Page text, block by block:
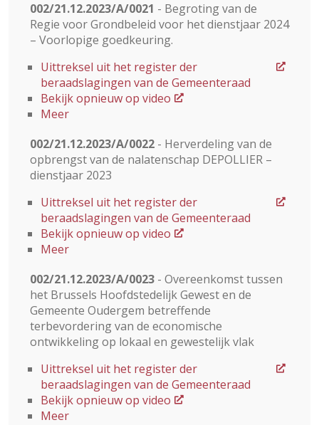
002/21.12.2023/A/0021 - Begroting van de
Regie voor Grondbeleid voor het dienstjaar 2024
– Voorlopige goedkeuring.
Uittreksel uit het register der
beraadslagingen van de Gemeenteraad
Bekijk opnieuw op video
Meer
002/21.12.2023/A/0022 - Herverdeling van de
opbrengst van de nalatenschap DEPOLLIER –
dienstjaar 2023
Uittreksel uit het register der
beraadslagingen van de Gemeenteraad
Bekijk opnieuw op video
Meer
002/21.12.2023/A/0023 - Overeenkomst tussen
het Brussels Hoofdstedelijk Gewest en de
Gemeente Oudergem betreffende
terbevordering van de economische
ontwikkeling op lokaal en gewestelijk vlak
Uittreksel uit het register der
beraadslagingen van de Gemeenteraad
Bekijk opnieuw op video
Meer